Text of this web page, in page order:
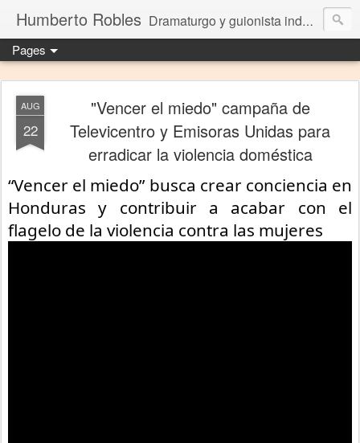
Humberto Robles Dramaturgo y guionista independiente
Pages
AUG
22
"Vencer el miedo" campaña de
Televicentro y Emisoras Unidas para
erradicar la violencia doméstica
“Vencer el miedo” busca crear conciencia en
Honduras y contribuir a acabar con el
flagelo de la violencia contra las mujeres